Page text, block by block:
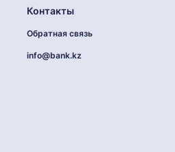
Контакты
Обратная связь
info@bank.kz